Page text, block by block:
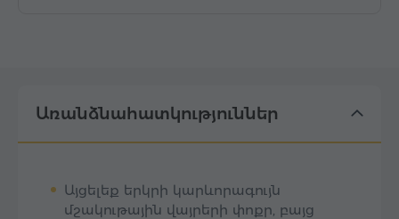
Առանձնահատկություններ
Այցելեք երկրի կարևորագույն
մշակութային վայրերի փոքր, բայց